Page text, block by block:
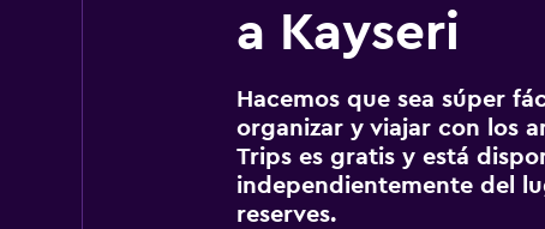
a Kayseri
Hacemos que sea súper
organizar y viajar con los
Trips es gratis y está
independientemente del
reserves.